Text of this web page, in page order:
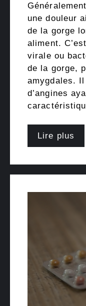
une douleur
de la gorge
aliment.
virale ou
de la gorge,
amygdales.
d’angines
Lire plus